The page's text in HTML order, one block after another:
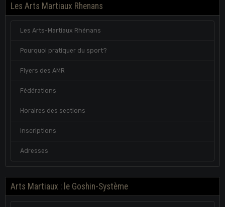
Les Arts Martiaux Rhenans
Les Arts-Martiaux Rhénans
Pourquoi pratiquer du sport?
Flyers des AMR
Fédérations
Horaires des sections
Inscriptions
Adresses
Arts Martiaux : le Goshin-Système